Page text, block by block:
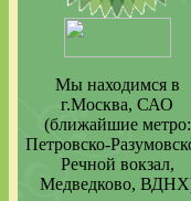
Мы находимся в
г.Москва, САО
(ближайшие метро:
Петровско-
Речной вокзал,
Медведково,